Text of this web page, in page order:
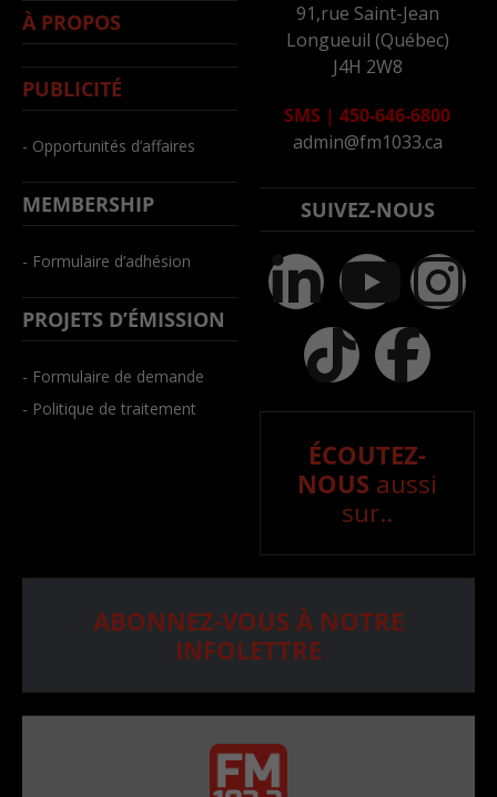
À PROPOS
PUBLICITÉ
- Opportunités d’affaires
MEMBERSHIP
- Formulaire d’adhésion
PROJETS D’ÉMISSION
- Formulaire de demande
- Politique de traitement
91,rue Saint-Jean
Longueuil (Québec)
J4H 2W8
SMS | 450-646-6800
admin@fm1033.ca
SUIVEZ-NOUS
ÉCOUTEZ-
NOUS aussi
sur..
ABONNEZ-VOUS À NOTRE
INFOLETTRE